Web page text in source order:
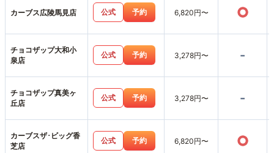
カーブス広陵馬見店 公式 予約 6,820円〜 ○
チョコザップ大和小
泉店
公式 予約 3,278円〜 -
チョコザップ真美ヶ
丘店
公式 予約 3,278円〜 -
カーブスザ･ビッグ香
芝店
公式 予約 6,820円〜 ○